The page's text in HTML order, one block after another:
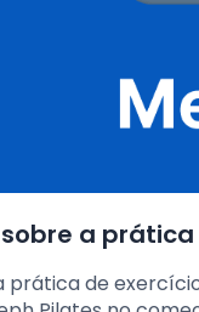
a
prática de